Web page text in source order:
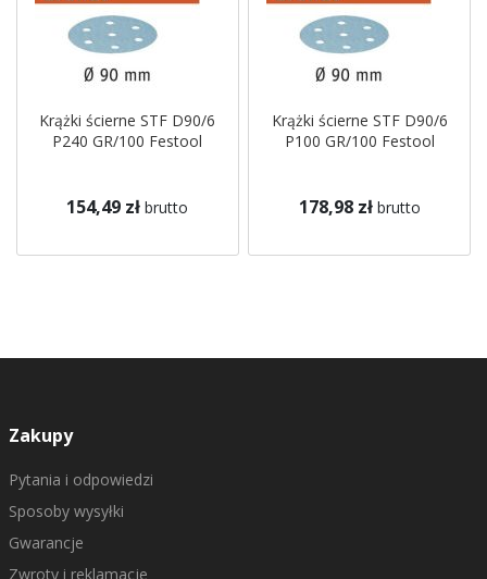
Krążki ścierne STF D90/6
P240 GR/100 Festool
154,49 zł brutto
Krążki ścierne STF D90/6
P100 GR/100 Festool
178,98 zł brutto
Zakupy
Pytania i odpowiedzi
Sposoby wysyłki
Gwarancje
Zwroty i reklamacje